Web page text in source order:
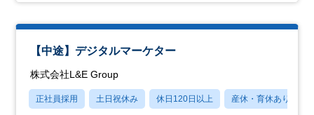
【中途】デジタルマーケター
株式会社L&E Group
正社員採用 土日祝休み 休日120日以上 産休・育休あり